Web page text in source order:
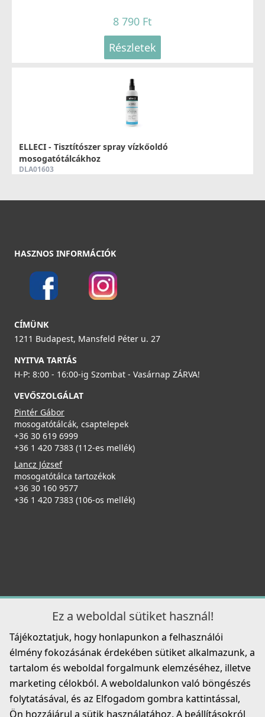
CATA - Csaptelep CBB/B - Kiállított bemutató termék!
14 990 Ft
CATA - Csaptelep CBA/E
02502401
CATA - Csaptelep BSE
CATA - Csaptelep CMA/H
19 990 Ft
Részletek
8 790 Ft
Részletek
ELLECI - Tisztítószer spray vízkőoldó
mosogatótálcákhoz
DLA01603
8 790 Ft
HASZNOS INFORMÁCIÓK
CÍMÜNK
1211 Budapest, Mansfeld Péter u. 27
NYITVA TARTÁS
H-P: 8:00 - 16:00-ig Szombat - Vasárnap ZÁRVA!
VEVŐSZOLGÁLAT
Pintér Gábor
mosogatótálcák, csaptelepek
+36 30 619 6999
+36 1 420 7383 (112-es mellék)
Lancz József
mosogatótálca tartozékok
+36 30 160 9577
+36 1 420 7383 (106-os mellék)
Ez a weboldal sütiket használ!
Tájékoztatjuk, hogy honlapunkon a felhasználói
élmény fokozásának érdekében sütiket alkalmazunk, a
tartalom és weboldal forgalmunk elemzéséhez, illetve
marketing célokból. A weboldalunkon való böngészés
folytatásával, és az Elfogadom gombra kattintással,
Ön hozzájárul a sütik használatához. A beállításokról